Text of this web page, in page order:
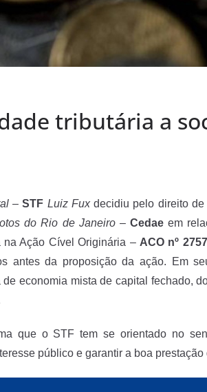
tributária a
–STF Luiz Fuxdecidiu pelo direito de
do Rio de Janeiro– Cedaeem
na Ação Cível Originária – ACO nº 2757
antes da proposição da ação. Em
economia mista de capital fechado,
que o STF tem se orientado no
público e garantir a boa prestação